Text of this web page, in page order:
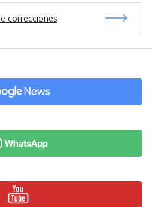
correcciones